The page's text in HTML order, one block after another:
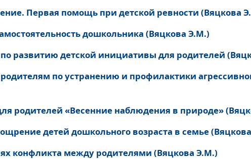
Первая помощь при детской ревности (Вяцкова
дошкольника (Вяцкова Э.М.)
развитию детской инициативы для родителей
по устранению и профилактики
родителей «Весенние наблюдения в природе»
детей дошкольного возраста в семье
конфликта между родителями (Вяцкова Э.М.)